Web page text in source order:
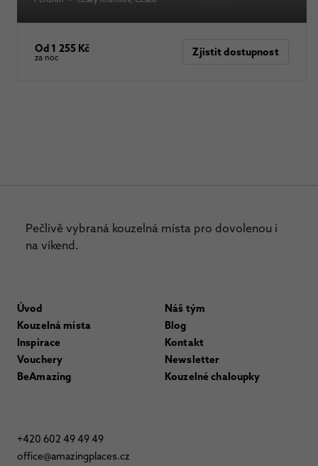
Od 1 255 Kč
za noc Zjistit dostupnost
Pečlivě vybraná kouzelná místa pro dovolenou i
na víkend.
Úvod
Kouzelná místa
Inspirace
Vouchery
BeAmazing
Náš tým
Blog
Kontakt
Newsletter
Kouzelné chaloupky
+420 602 49 49 49
office@amazingplaces.cz